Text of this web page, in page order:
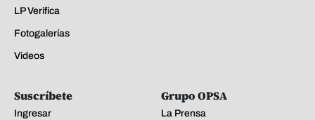
LP Verifica
Fotogalerías
Videos
Suscríbete
Ingresar
Grupo OPSA
La Prensa